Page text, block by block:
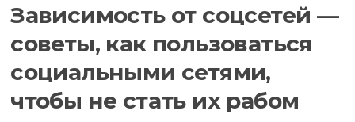
Зависимость от соцсетей —
советы, как пользоваться
социальными сетями,
чтобы не стать их рабом